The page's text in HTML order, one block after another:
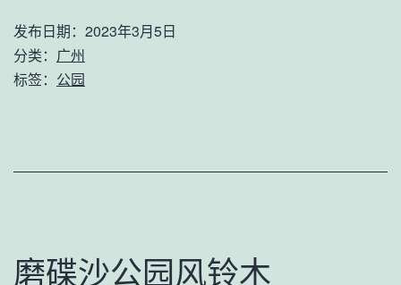
发布日期： 2023年3月5日
分类： 广州
标签： 公园
磨碟沙公园风铃木